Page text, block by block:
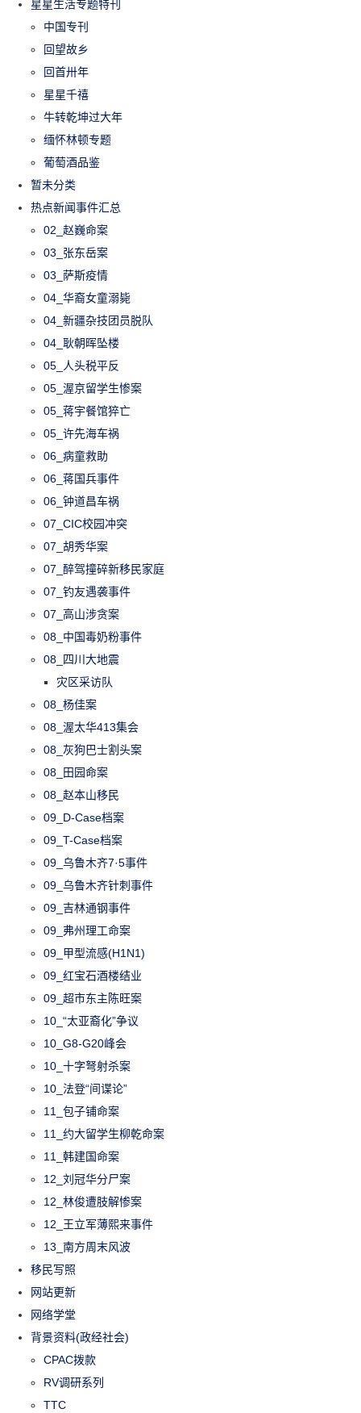
星星生活专题特刊
中国专刊
回望故乡
回首卅年
星星千禧
牛转乾坤过大年
缅怀林顿专题
葡萄酒品鉴
暂未分类
热点新闻事件汇总
02_赵巍命案
03_张东岳案
03_萨斯疫情
04_华裔女童溺毙
04_新疆杂技团员脱队
04_耿朝晖坠楼
05_人头税平反
05_渥京留学生惨案
05_蒋宇餐馆猝亡
05_许先海车祸
06_病童救助
06_蒋国兵事件
06_钟道昌车祸
07_CIC校园冲突
07_胡秀华案
07_醉驾撞碎新移民家庭
07_钓友遇袭事件
07_高山涉贪案
08_中国毒奶粉事件
08_四川大地震
灾区采访队
08_杨佳案
08_渥太华413集会
08_灰狗巴士割头案
08_田园命案
08_赵本山移民
09_D-Case档案
09_T-Case档案
09_乌鲁木齐7·5事件
09_乌鲁木齐针刺事件
09_吉林通钢事件
09_弗州理工命案
09_甲型流感(H1N1)
09_红宝石酒楼结业
09_超市东主陈旺案
10_“太亚裔化”争议
10_G8-G20峰会
10_十字弩射杀案
10_法登“间谍论”
11_包子铺命案
11_约大留学生柳乾命案
11_韩建国命案
12_刘冠华分尸案
12_林俊遭肢解惨案
12_王立军薄熙来事件
13_南方周末风波
移民写照
网站更新
网络学堂
背景资料(政经社会)
CPAC拨款
RV调研系列
TTC